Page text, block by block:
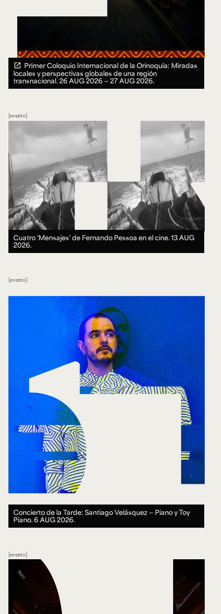
Primer Coloquio Internacional de la Orinoquía: Miradas
locales y perspectivas globales de una región
transnacional.26 AUG 2026 ― 27 AUG 2026.
evento
Cuatro ‘Mensajes’ de Fernando Pessoa en el cine.13 AUG
2026.
evento
Concierto de la Tarde: Santiago Velásquez — Piano y Toy
Piano.6 AUG 2026.
evento